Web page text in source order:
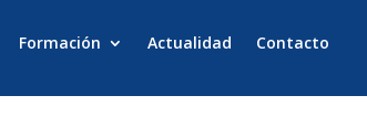
Formación Actualidad Contacto